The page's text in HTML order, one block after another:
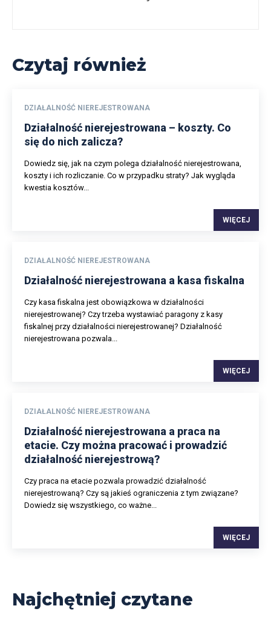
Czytaj również
DZIAŁALNOŚĆ NIEREJESTROWANA
Działalność nierejestrowana – koszty. Co
się do nich zalicza?
Dowiedz się, jak na czym polega działalność nierejestrowana,
koszty i ich rozliczanie. Co w przypadku straty? Jak wygląda
kwestia kosztów...
WIĘCEJ
DZIAŁALNOŚĆ NIEREJESTROWANA
Działalność nierejestrowana a kasa fiskalna
Czy kasa fiskalna jest obowiązkowa w działalności
nierejestrowanej? Czy trzeba wystawiać paragony z kasy
fiskalnej przy działalności nierejestrowanej? Działalność
nierejestrowana pozwala...
WIĘCEJ
DZIAŁALNOŚĆ NIEREJESTROWANA
Działalność nierejestrowana a praca na
etacie. Czy można pracować i prowadzić
działalność nierejestrową?
Czy praca na etacie pozwala prowadzić działalność
nierejestrowaną? Czy są jakieś ograniczenia z tym związane?
Dowiedz się wszystkiego, co ważne...
WIĘCEJ
Najchętniej czytane